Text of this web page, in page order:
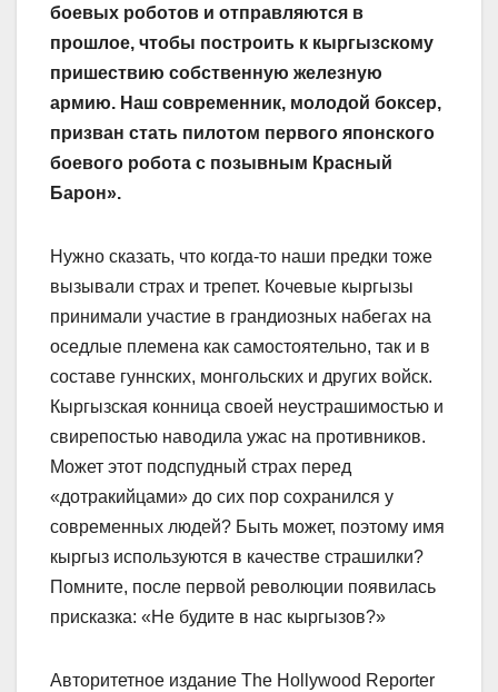
боевых роботов и отправляются в
прошлое, чтобы построить к кыргызскому
пришествию собственную железную
армию. Наш современник, молодой боксер,
призван стать пилотом первого японского
боевого робота с позывным Красный
Барон».
Нужно сказать, что когда-то наши предки тоже
вызывали страх и трепет. Кочевые кыргызы
принимали участие в грандиозных набегах на
оседлые племена как самостоятельно, так и в
составе гуннских, монгольских и других войск.
Кыргызская конница своей неустрашимостью и
свирепостью наводила ужас на противников.
Может этот подспудный страх перед
«дотракийцами» до сих пор сохранился у
современных людей? Быть может, поэтому имя
кыргыз используются в качестве страшилки?
Помните, после первой революции появилась
присказка: «Не будите в нас кыргызов?»
Авторитетное издание The Hollywood Reporter